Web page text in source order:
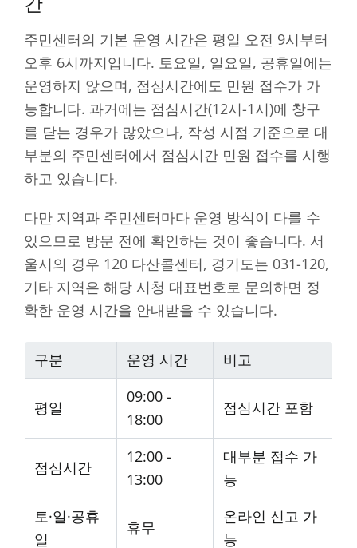
주민센터의 기본 운영 시간은 평일 오전 9시부터
오후 6시까지입니다. 토요일, 일요일, 공휴일에는
운영하지 않으며, 점심시간에도 민원 접수가 가
능합니다. 과거에는 점심시간(12시-1시)에 창구
를 닫는 경우가 많았으나, 작성 시점 기준으로 대
부분의 주민센터에서 점심시간 민원 접수를 시행
하고 있습니다.
다만 지역과 주민센터마다 운영 방식이 다를 수
있으므로 방문 전에 확인하는 것이 좋습니다. 서
울시의 경우 120 다산콜센터, 경기도는 031-120,
기타 지역은 해당 시청 대표번호로 문의하면 정
확한 운영 시간을 안내받을 수 있습니다.
구분 운영 시간 비고
평일
09:00 -
18:00
점심시간 포함
점심시간
12:00 -
13:00
대부분 접수 가
능
토·일·공휴
일
휴무
온라인 신고 가
능